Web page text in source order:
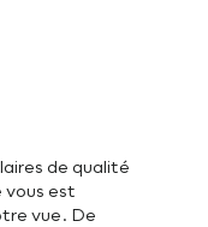
de qualité
vous est
vue. De